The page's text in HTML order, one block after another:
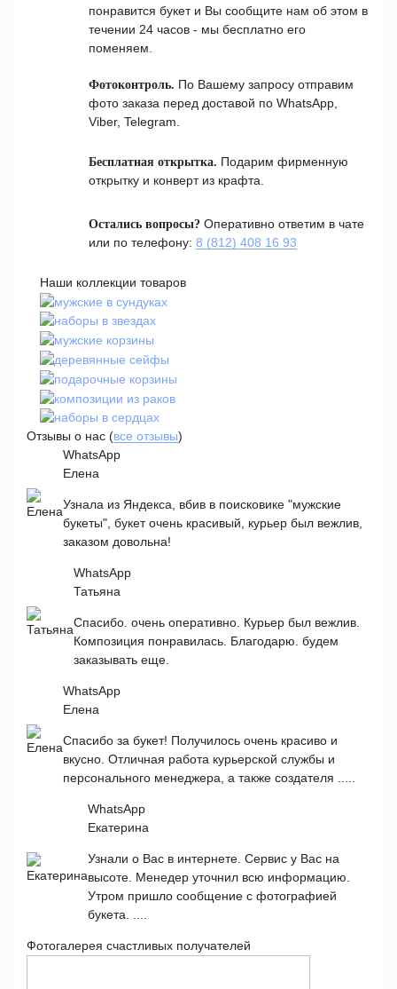
понравится букет и Вы сообщите нам об этом в
течении 24 часов - мы бесплатно его
поменяем.
Фотоконтроль. По Вашему запросу отправим
фото заказа перед доставой по WhatsApp,
Viber, Telegram.
Бесплатная открытка. Подарим фирменную
открытку и конверт из крафта.
Остались вопросы? Оперативно ответим в чате
или по телефону: 8 (812) 408 16 93
Наши коллекции товаров
Отзывы о нас (все отзывы)
WhatsApp
Елена
Узнала из Яндекса, вбив в поисковике "мужские
букеты", букет очень красивый, курьер был вежлив,
заказом довольна!
WhatsApp
Татьяна
Спасибо. очень оперативно. Курьер был вежлив.
Композиция понравилась. Благодарю. будем
заказывать еще.
WhatsApp
Елена
Спасибо за букет! Получилось очень красиво и
вкусно. Отличная работа курьерской службы и
персонального менеджера, а также создателя .....
WhatsApp
Екатерина
Узнали о Вас в интернете. Сервис у Вас на
высоте. Менедер уточнил всю информацию.
Утром пришло сообщение с фотографией
букета. ....
Фотогалерея счастливых получателей